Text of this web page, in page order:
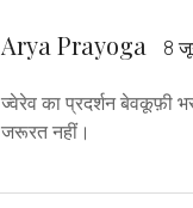
Arya Prayoga 8
ज्वेरेव का प्रदर्शन बेवकूफ़ी
जरूरत नहीं।